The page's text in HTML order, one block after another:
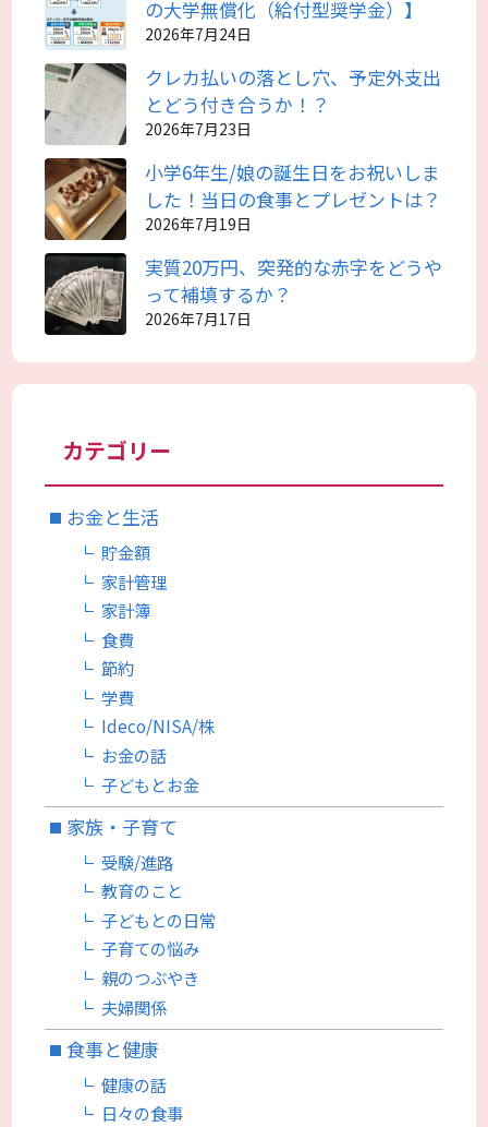
の大学無償化（給付型奨学金）】
2026年7月24日
クレカ払いの落とし穴、予定外支出
とどう付き合うか！？
2026年7月23日
小学6年生/娘の誕生日をお祝いしま
した！当日の食事とプレゼントは？
2026年7月19日
実質20万円、突発的な赤字をどうや
って補填するか？
2026年7月17日
カテゴリー
お金と生活
貯金額
家計管理
家計簿
食費
節約
学費
Ideco/NISA/株
お金の話
子どもとお金
家族・子育て
受験/進路
教育のこと
子どもとの日常
子育ての悩み
親のつぶやき
夫婦関係
食事と健康
健康の話
日々の食事